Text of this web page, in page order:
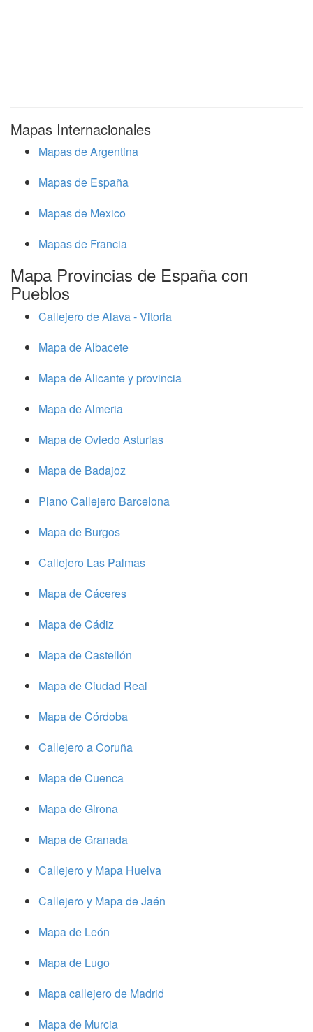
Mapas Internacionales
Mapas de Argentina
Mapas de España
Mapas de Mexico
Mapas de Francia
Mapa Provincias de España con
Pueblos
Callejero de Alava - Vitoria
Mapa de Albacete
Mapa de Alicante y provincia
Mapa de Almeria
Mapa de Oviedo Asturias
Mapa de Badajoz
Plano Callejero Barcelona
Mapa de Burgos
Callejero Las Palmas
Mapa de Cáceres
Mapa de Cádiz
Mapa de Castellón
Mapa de Ciudad Real
Mapa de Córdoba
Callejero a Coruña
Mapa de Cuenca
Mapa de Girona
Mapa de Granada
Callejero y Mapa Huelva
Callejero y Mapa de Jaén
Mapa de León
Mapa de Lugo
Mapa callejero de Madrid
Mapa de Murcia